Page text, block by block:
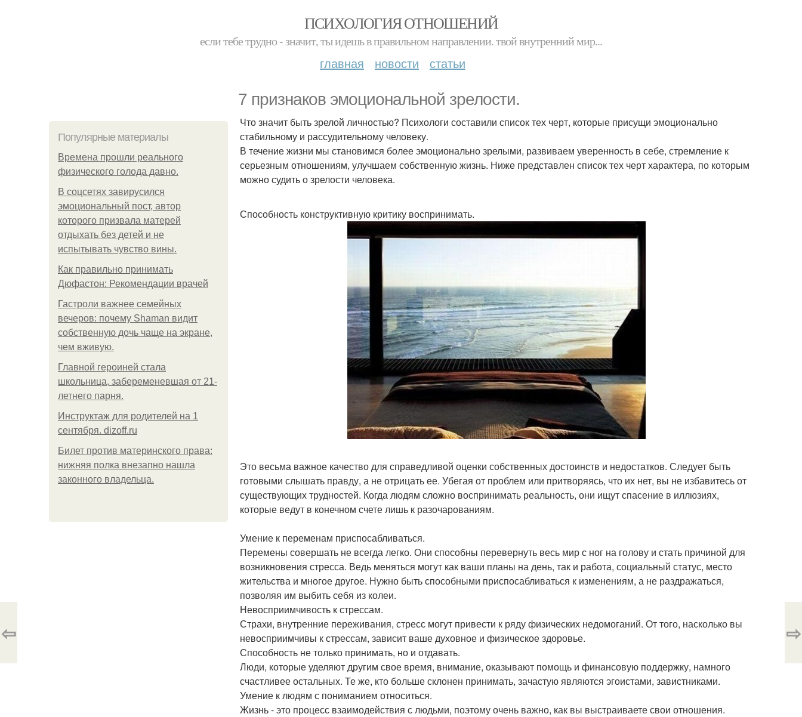
ПСИХОЛОГИЯ ОТНОШЕНИЙ
если тебе трудно - значит, ты идешь в правильном направлении. твой внутренний мир...
главная новости статьи
7 признаков эмоциональной зрелости.
Популярные материалы
Bpeмена прошли реального
физического голода давно.
В соцсетях завирусился
эмоциональный пост, автор
которого призвала матерей
отдыхать без детей и не
испытывать чувство вины.
Как правильно принимать
Дюфастон: Рекомендации врачей
Гастроли важнее семейных
вечеров: почему Shaman видит
собственную дочь чаще на экране,
чем вживую.
Главной героиней стала
школьница, забеременевшая от 21-
летнего парня.
Инструктаж для родителей на 1
сентября. dizoff.ru
Билет против материнского права:
нижняя полка внезапно нашла
законного владельца.
Что значит быть зрелой личностью? Психологи составили список тех черт, которые присущи эмоционально
стабильному и рассудительному человеку.
В течение жизни мы становимся более эмоционально зрелыми, развиваем уверенность в себе, стремление к
серьезным отношениям, улучшаем собственную жизнь. Ниже представлен список тех черт характера, по которым
можно судить о зрелости человека.
Способность конструктивную критику воспринимать.
Это весьма важное качество для справедливой оценки собственных достоинств и недостатков. Следует быть
готовыми слышать правду, а не отрицать ее. Убегая от проблем или притворяясь, что их нет, вы не избавитесь от
существующих трудностей. Когда людям сложно воспринимать реальность, они ищут спасение в иллюзиях,
которые ведут в конечном счете лишь к разочарованиям.
Умение к переменам приспосабливаться.
Перемены совершать не всегда легко. Они способны перевернуть весь мир с ног на голову и стать причиной для
возникновения стресса. Ведь меняться могут как ваши планы на день, так и работа, социальный статус, место
жительства и многое другое. Нужно быть способными приспосабливаться к изменениям, а не раздражаться,
позволяя им выбить себя из колеи.
Невосприимчивость к стрессам.
Страхи, внутренние переживания, стресс могут привести к ряду физических недомоганий. От того, насколько вы
невосприимчивы к стрессам, зависит ваше духовное и физическое здоровье.
Способность не только принимать, но и отдавать.
Люди, которые уделяют другим свое время, внимание, оказывают помощь и финансовую поддержку, намного
счастливее остальных. Те же, кто больше склонен принимать, зачастую являются эгоистами, завистниками.
Умение к людям с пониманием относиться.
Жизнь - это процесс взаимодействия с людьми, поэтому очень важно, как вы выстраиваете свои отношения.
⇦ ⇨